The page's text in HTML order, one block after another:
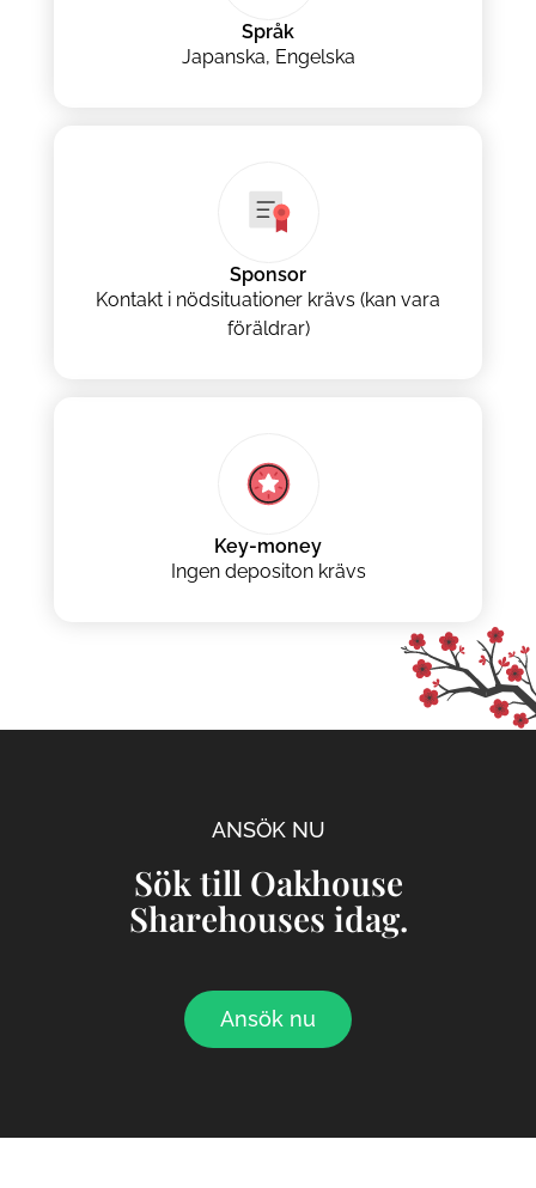
Språk
Japanska, Engelska
Sponsor
Kontakt i nödsituationer krävs (kan vara
föräldrar)
Key-money
Ingen depositon krävs
ANSÖK NU
Sök till Oakhouse
Sharehouses idag.
Ansök nu